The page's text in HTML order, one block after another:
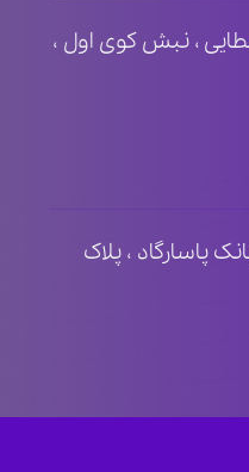
عطایی ، نبش کوی اول ،
پاسارگاد ، پلاک